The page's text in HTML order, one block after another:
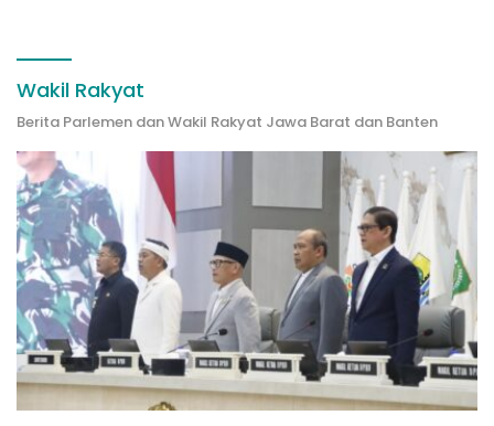
Wakil Rakyat
Berita Parlemen dan Wakil Rakyat Jawa Barat dan Banten